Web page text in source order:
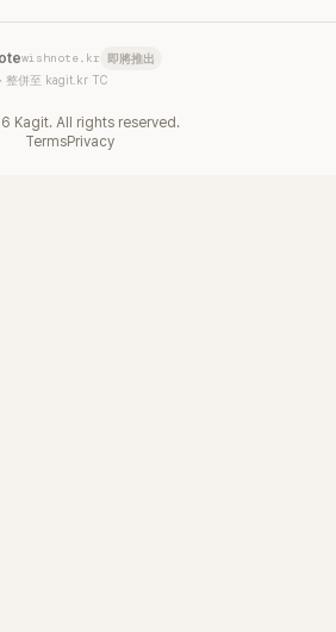
wishnote.kr 即將推出
整併至 kagit.kr TC
Kagit. All rights reserved.
TermsPrivacy